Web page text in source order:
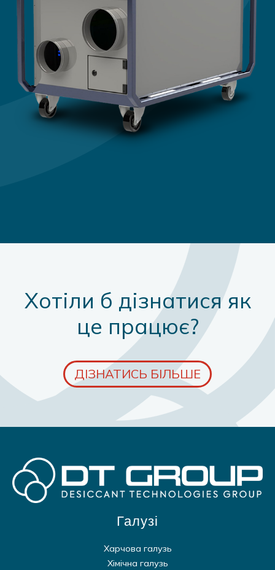
Хотіли б дізнатися як
це працює?
ДІЗНАТИСЬ БІЛЬШЕ
Галузі
Харчова галузь
Хімічна галузь